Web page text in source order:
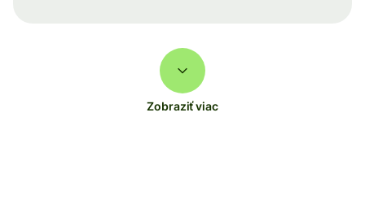
Zobraziť viac